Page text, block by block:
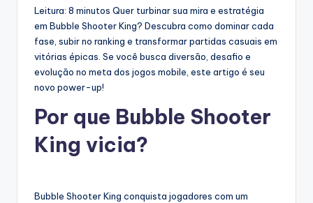
Leitura: 8 minutos Quer turbinar sua mira e estratégia
em Bubble Shooter King? Descubra como dominar cada
fase, subir no ranking e transformar partidas casuais em
vitórias épicas. Se você busca diversão, desafio e
evolução no meta dos jogos mobile, este artigo é seu
novo power-up!
Por que Bubble Shooter
King vicia?
Bubble Shooter King conquista jogadores com um